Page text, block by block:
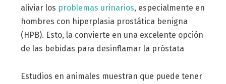
aliviar los problemas urinarios, especialmente en
hombres con hiperplasia prostática benigna
(HPB). Esto, la convierte en una excelente opción
de las bebidas para desinflamar la próstata
Estudios en animales muestran que puede tener